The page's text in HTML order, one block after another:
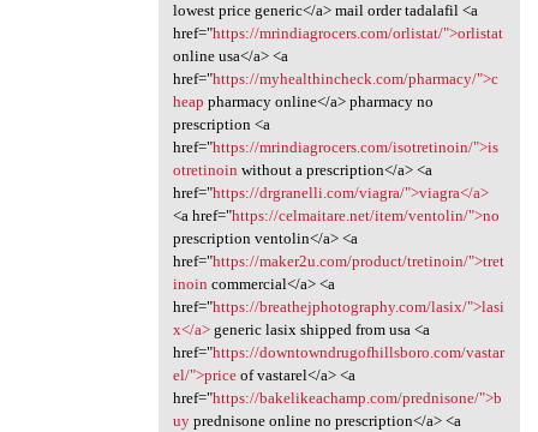
lowest price generic</a> mail order tadalafil <a
href="https://mrindiagrocers.com/orlistat/">orlistat
online usa</a> <a
href="https://myhealthincheck.com/pharmacy/">c
heap pharmacy online</a> pharmacy no
prescription <a
href="https://mrindiagrocers.com/isotretinoin/">is
otretinoin without a prescription</a> <a
href="https://drgranelli.com/viagra/">viagra</a>
<a href="https://celmaitare.net/item/ventolin/">no
prescription ventolin</a> <a
href="https://maker2u.com/product/tretinoin/">tret
inoin commercial</a> <a
href="https://breathejphotography.com/lasix/">lasi
x</a>generic lasix shipped from usa <a
href="https://downtowndrugofhillsboro.com/vastar
el/">priceof vastarel</a> <a
href="https://bakelikeachamp.com/prednisone/">b
uyprednisone online no prescription</a> <a